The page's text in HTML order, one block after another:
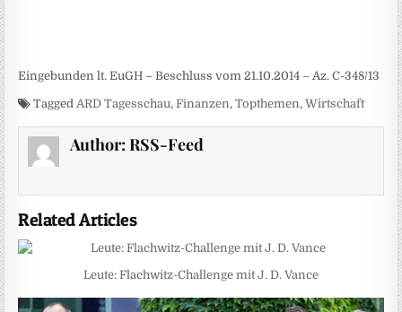
Eingebunden lt. EuGH – Beschluss vom 21.10.2014 – Az. C-348/13
Tagged ARD Tagesschau,Finanzen,Topthemen,Wirtschaft
Author: RSS-Feed
Related Articles
Leute: Flachwitz-Challenge mit J. D. Vance